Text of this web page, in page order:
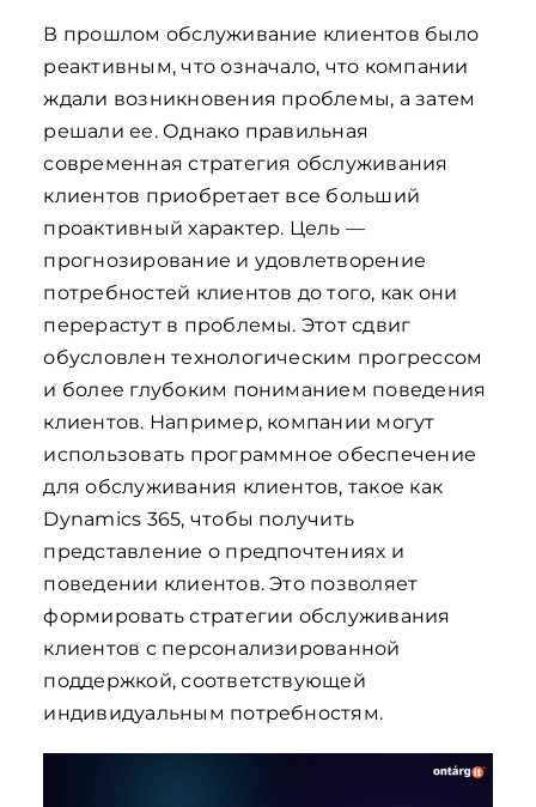
В прошлом обслуживание клиентов было
реактивным, что означало, что компании
ждали возникновения проблемы, а затем
решали ее. Однако правильная
современная стратегия обслуживания
клиентов приобретает все больший
проактивный характер. Цель —
прогнозирование и удовлетворение
потребностей клиентов до того, как они
перерастут в проблемы. Этот сдвиг
обусловлен технологическим прогрессом
и более глубоким пониманием поведения
клиентов. Например, компании могут
использовать программное обеспечение
для обслуживания клиентов, такое как
Dynamics 365, чтобы получить
представление о предпочтениях и
поведении клиентов. Это позволяет
формировать стратегии обслуживания
клиентов с персонализированной
поддержкой, соответствующей
индивидуальным потребностям.